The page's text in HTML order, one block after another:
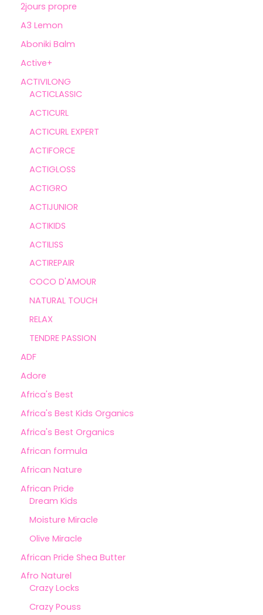
2jours propre
A3 Lemon
Aboniki Balm
Active+
ACTIVILONG
ACTICLASSIC
ACTICURL
ACTICURL EXPERT
ACTIFORCE
ACTIGLOSS
ACTIGRO
ACTIJUNIOR
ACTIKIDS
ACTILISS
ACTIREPAIR
COCO D'AMOUR
NATURAL TOUCH
RELAX
TENDRE PASSION
ADF
Adore
Africa's Best
Africa's Best Kids Organics
Africa's Best Organics
African formula
African Nature
African Pride
Dream Kids
Moisture Miracle
Olive Miracle
African Pride Shea Butter
Afro Naturel
Crazy Locks
Crazy Pouss